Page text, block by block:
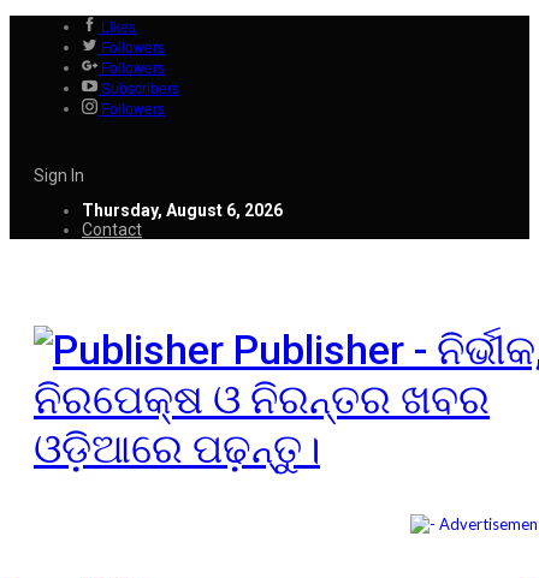
Likes
Followers
Followers
Subscribers
Followers
Sign In
Thursday, August 6, 2026
Contact
Publisher -
ନିରପେକ୍ଷ ଓ ନିରନ୍ତର ଖବର
ଓଡ଼ିଆରେ ପଢ଼ନ୍ତୁ।